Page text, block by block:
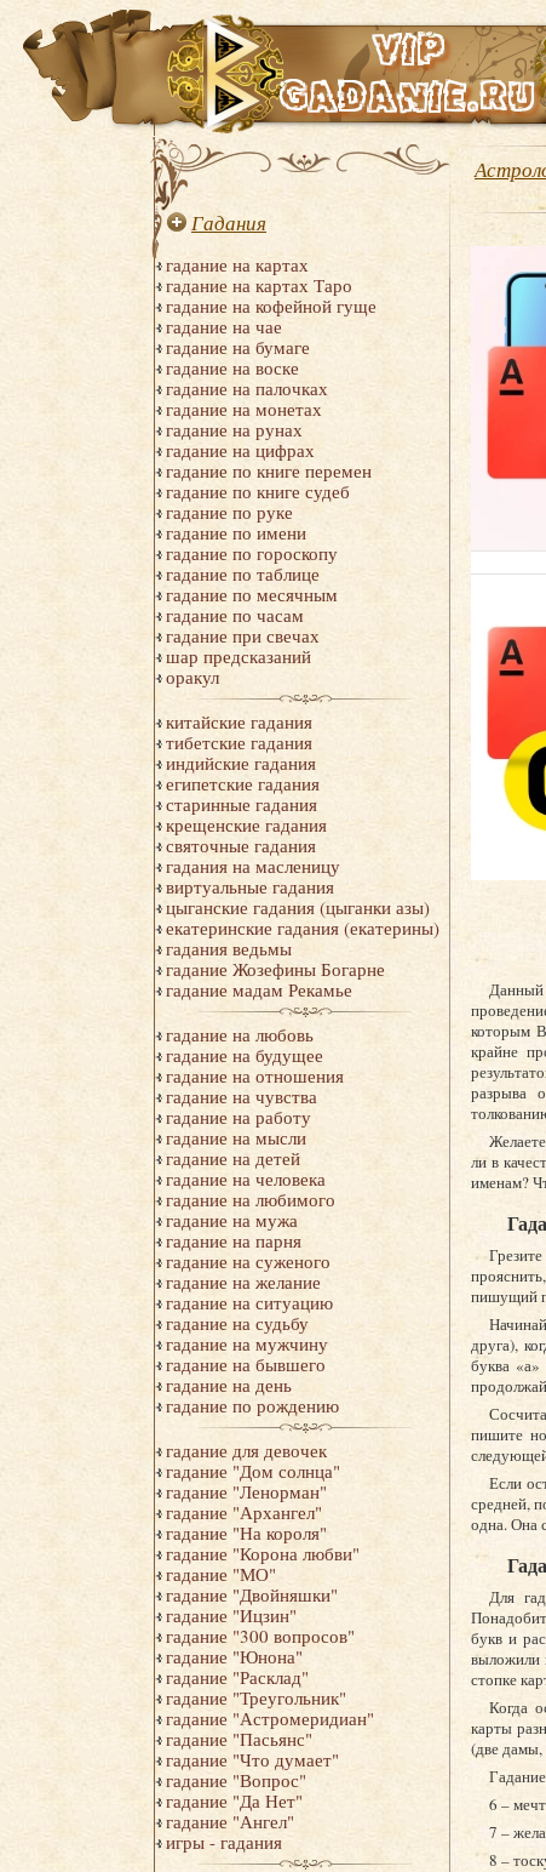
Гадания
гадание на картах
гадание на картах Таро
гадание на кофейной гуще
гадание на чае
гадание на бумаге
гадание на воске
гадание на палочках
гадание на монетах
гадание на рунах
гадание на цифрах
гадание по книге перемен
гадание по книге судеб
гадание по руке
гадание по имени
гадание по гороскопу
гадание по таблице
гадание по месячным
гадание по часам
гадание при свечах
шар предсказаний
оракул
китайские гадания
тибетские гадания
индийские гадания
египетские гадания
старинные гадания
крещенские гадания
святочные гадания
гадания на масленицу
виртуальные гадания
цыганские гадания (цыганки азы)
екатеринские гадания (екатерины)
гадания ведьмы
гадание Жозефины Богарне
гадание мадам Рекамье
гадание на любовь
гадание на будущее
гадание на отношения
гадание на чувства
гадание на работу
гадание на мысли
гадание на детей
гадание на человека
гадание на любимого
гадание на мужа
гадание на парня
гадание на суженого
гадание на желание
гадание на ситуацию
гадание на судьбу
гадание на мужчину
гадание на бывшего
гадание на день
гадание по рождению
гадание для девочек
гадание "Дом солнца"
гадание "Ленорман"
гадание "Архангел"
гадание "На короля"
гадание "Корона любви"
гадание "МО"
гадание "Двойняшки"
гадание "Ицзин"
гадание "300 вопросов"
гадание "Юнона"
гадание "Расклад"
гадание "Треугольник"
гадание "Астромеридиан"
гадание "Пасьянс"
гадание "Что думает"
гадание "Вопрос"
гадание "Да Нет"
гадание "Ангел"
игры - гадания
Данный
которым
крайне
разрыва
ли в
именам?
пишущий
друга),
буква
пишите
Если
средней,
одна. Она
Для
букв и
выложили
стопке
Когда
карты
(две дамы,
6 –
7 –
8 –